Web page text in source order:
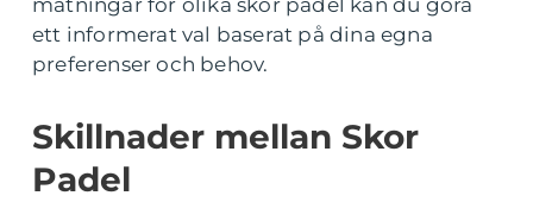
mätningar för olika skor padel kan du göra
ett informerat val baserat på dina egna
preferenser och behov.
Skillnader mellan Skor
Padel